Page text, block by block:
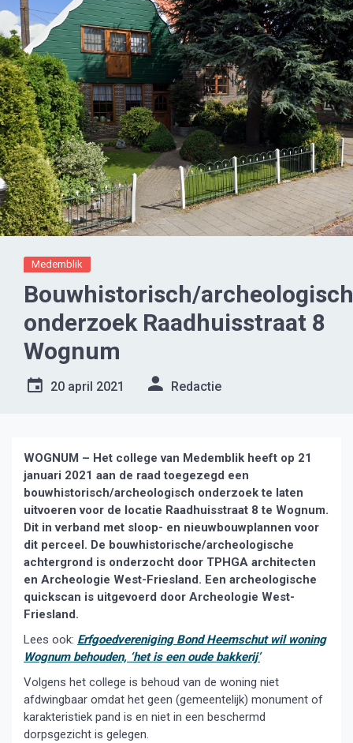
Medemblik
Bouwhistorisch/archeologisch
onderzoek Raadhuisstraat 8
Wognum
20 april 2021 Redactie
WOGNUM – Het college van Medemblik heeft op 21
januari 2021 aan de raad toegezegd een
bouwhistorisch/archeologisch onderzoek te laten
uitvoeren voor de locatie Raadhuisstraat 8 te Wognum.
Dit in verband met sloop- en nieuwbouwplannen voor
dit perceel. De bouwhistorische/archeologische
achtergrond is onderzocht door TPHGA architecten
en Archeologie West-Friesland. Een archeologische
quickscan is uitgevoerd door Archeologie West-
Friesland.
Lees ook: Erfgoedvereniging Bond Heemschut wil woning
Wognum behouden, ‘het is een oude bakkerij’
Volgens het college is behoud van de woning niet
afdwingbaar omdat het geen (gemeentelijk) monument of
karakteristiek pand is en niet in een beschermd
dorpsgezicht is gelegen.